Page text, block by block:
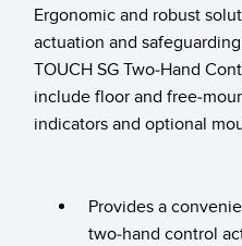
Sensores de Temperatura
Matrices de Detección y
Sensores de Monitoreo de
Sensor de Vibración
Comunicaciones de Fábrica
ENLACES
Ergonomic and robust
actuation and
TOUCH SG Two-Hand
include floor and free-
indicators and optional
Provides a
two-hand control